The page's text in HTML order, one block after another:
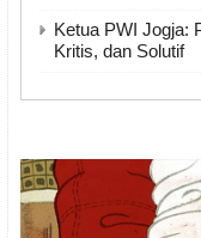
Ketua PWI Jogja:
Kritis, dan Solutif